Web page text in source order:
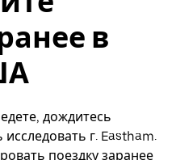
в
дождитесь
г. Eastham.
поездку заранее